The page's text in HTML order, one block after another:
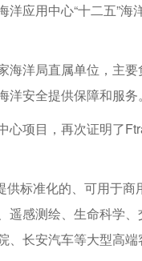
洋应用中心“十二五”
海洋局直属单位，主
安全提供保障和服务。
心项目，再次证明了
供标准化的、可用于
遥感测绘、生命科学
、长安汽车等大型高